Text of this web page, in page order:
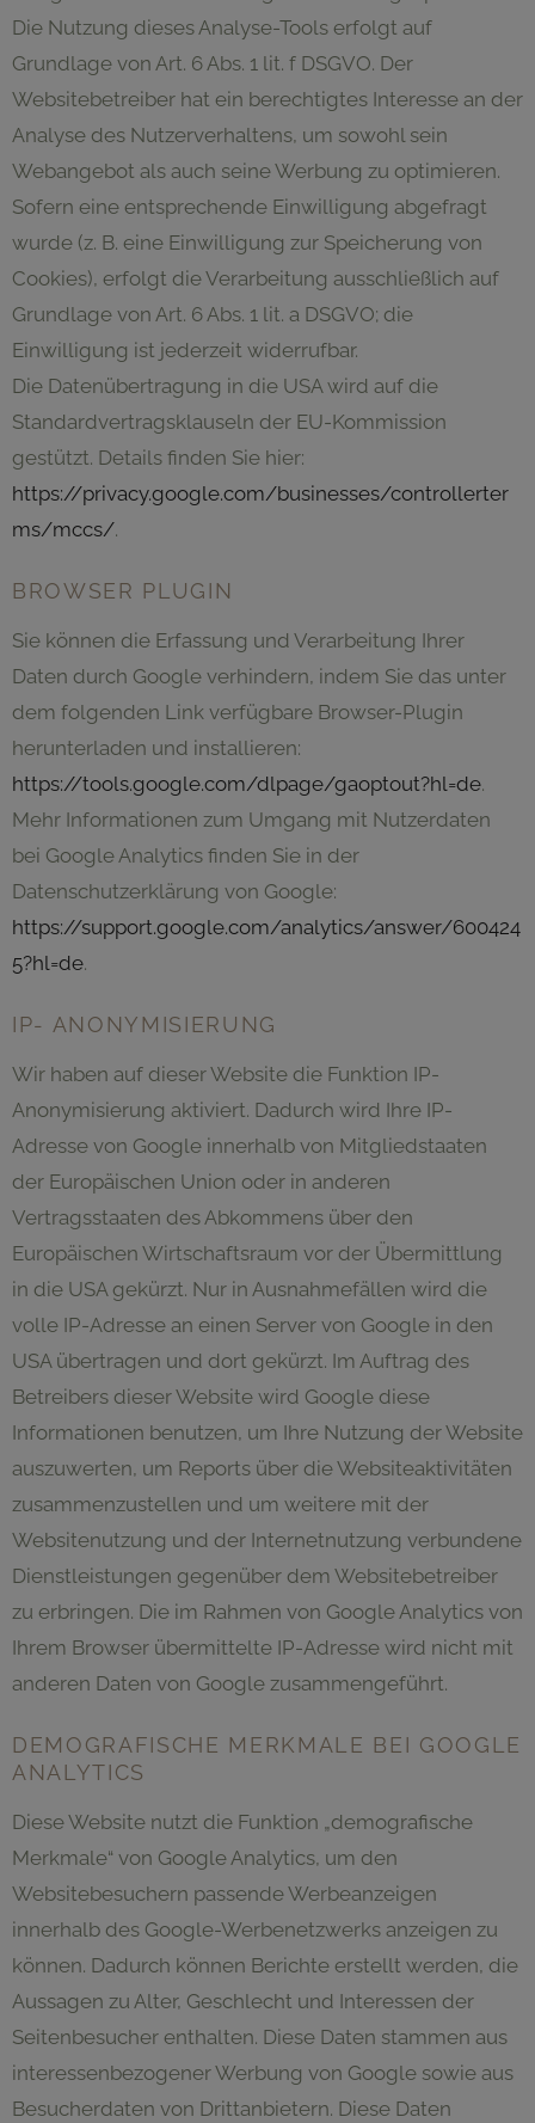
Die Nutzung dieses Analyse-Tools erfolgt auf
Grundlage von Art. 6 Abs. 1 lit. f DSGVO. Der
Websitebetreiber hat ein berechtigtes Interesse an der
Analyse des Nutzerverhaltens, um sowohl sein
Webangebot als auch seine Werbung zu optimieren.
Sofern eine entsprechende Einwilligung abgefragt
wurde (z. B. eine Einwilligung zur Speicherung von
Cookies), erfolgt die Verarbeitung ausschließlich auf
Grundlage von Art. 6 Abs. 1 lit. a DSGVO; die
Einwilligung ist jederzeit widerrufbar.
Die Datenübertragung in die USA wird auf die
Standardvertragsklauseln der EU-Kommission
gestützt. Details finden Sie hier:
https://privacy.google.com/businesses/controllerter
ms/mccs/.
BROWSER PLUGIN
Sie können die Erfassung und Verarbeitung Ihrer
Daten durch Google verhindern, indem Sie das unter
dem folgenden Link verfügbare Browser-Plugin
herunterladen und installieren:
https://tools.google.com/dlpage/gaoptout?hl=de.
Mehr Informationen zum Umgang mit Nutzerdaten
bei Google Analytics finden Sie in der
Datenschutzerklärung von Google:
https://support.google.com/analytics/answer/600424
5?hl=de.
IP- ANONYMISIERUNG
Wir haben auf dieser Website die Funktion IP-
Anonymisierung aktiviert. Dadurch wird Ihre IP-
Adresse von Google innerhalb von Mitgliedstaaten
der Europäischen Union oder in anderen
Vertragsstaaten des Abkommens über den
Europäischen Wirtschaftsraum vor der Übermittlung
in die USA gekürzt. Nur in Ausnahmefällen wird die
volle IP-Adresse an einen Server von Google in den
USA übertragen und dort gekürzt. Im Auftrag des
Betreibers dieser Website wird Google diese
Informationen benutzen, um Ihre Nutzung der Website
auszuwerten, um Reports über die Websiteaktivitäten
zusammenzustellen und um weitere mit der
Websitenutzung und der Internetnutzung verbundene
Dienstleistungen gegenüber dem Websitebetreiber
zu erbringen. Die im Rahmen von Google Analytics von
Ihrem Browser übermittelte IP-Adresse wird nicht mit
anderen Daten von Google zusammengeführt.
DEMOGRAFISCHE MERKMALE BEI GOOGLE
ANALYTICS
Diese Website nutzt die Funktion „demografische
Merkmale“ von Google Analytics, um den
Websitebesuchern passende Werbeanzeigen
innerhalb des Google-Werbenetzwerks anzeigen zu
können. Dadurch können Berichte erstellt werden, die
Aussagen zu Alter, Geschlecht und Interessen der
Seitenbesucher enthalten. Diese Daten stammen aus
interessenbezogener Werbung von Google sowie aus
Besucherdaten von Drittanbietern. Diese Daten